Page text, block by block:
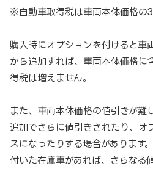
※自動車取得税は車両本体価格の3
購入時にオプションを付けると車
から追加すれば、車両本体価格に
得税は増えません。
また、車両本体価格の値引きが難
追加でさらに値引きされたり、オ
スになったりする場合があります
付いた在庫車があれば、さらなる